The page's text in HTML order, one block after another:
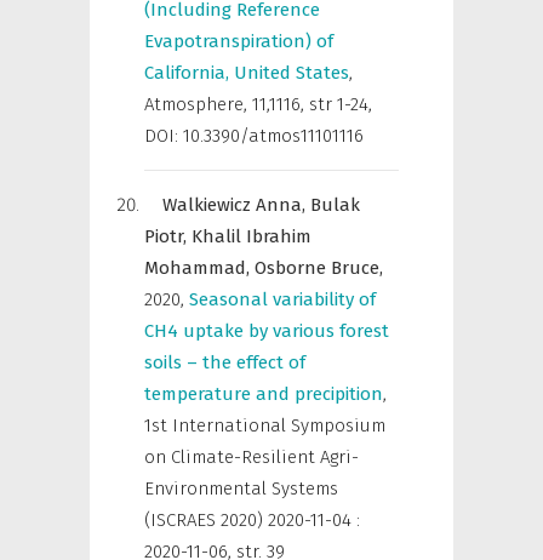
(Including Reference
Evapotranspiration) of
California, United States,
Atmosphere, 11,1116, str 1-24,
DOI: 10.3390/atmos11101116
Walkiewicz Anna, Bulak
Piotr, Khalil Ibrahim
Mohammad, Osborne Bruce,
2020, Seasonal variability of
CH4 uptake by various forest
soils – the effect of
temperature and precipition,
1st International Symposium
on Climate-Resilient Agri-
Environmental Systems
(ISCRAES 2020) 2020-11-04 :
2020-11-06, str. 39